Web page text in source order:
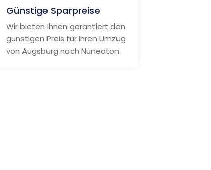
Günstige Sparpreise
Wir bieten Ihnen garantiert den
günstigen Preis für Ihren Umzug
von Augsburg nach Nuneaton.